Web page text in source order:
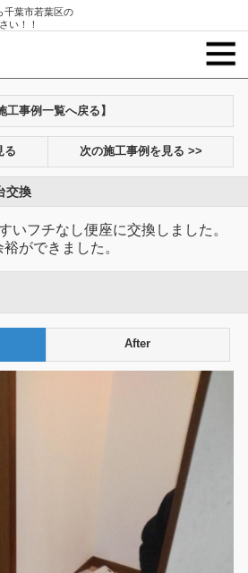
千葉市若葉区の
い！！
工事例一覧へ戻る】
る 次の施工事例を見る >>
交換
いフチなし便座に交換しました。
ができました。
After